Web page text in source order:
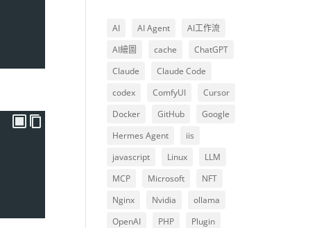
AI AI Agent
AI工作流
AI繪圖
cache
ChatGPT
Claude
Claude Code
codex
ComfyUI
Cursor
Docker
GitHub
Google
Hermes Agent
iis
javascript
Linux
LLM
MCP
Microsoft
NFT
Nginx
Nvidia
ollama
OpenAI
PHP
Plugin